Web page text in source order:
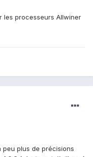
les processeurs Allwiner
plus de précisions